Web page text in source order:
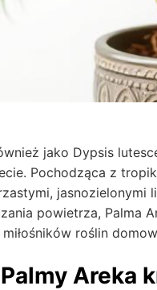
jako Dypsis
Pochodząca z
jasnozielonymi
powietrza, Palma
roślin
Areka